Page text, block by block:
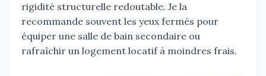
rigidité structurelle redoutable. Je la
recommande souvent les yeux fermés pour
équiper une salle de bain secondaire ou
rafraîchir un logement locatif à moindres frais.